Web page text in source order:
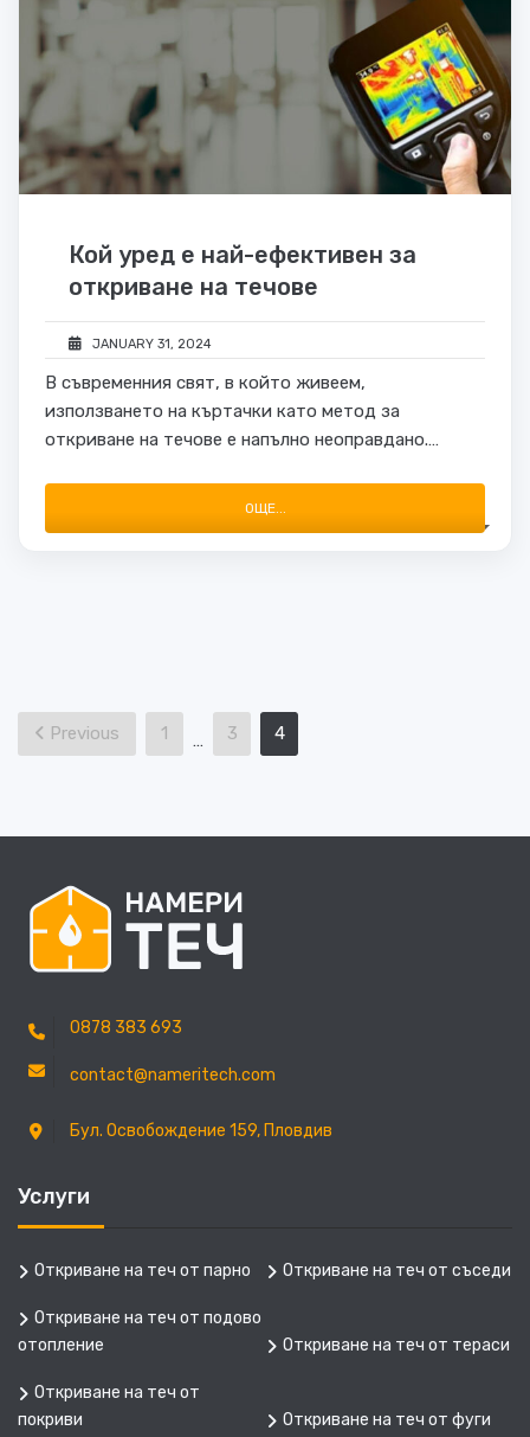
Кой уред е най-ефективен за
откриване на течове
JANUARY 31, 2024
В съвременния свят, в който живеем,
използването на къртачки като метод за
откриване на течове е напълно неоправдано.
значителни. Затова на помощ идват така
ОЩЕ...
Posts
pagination
Previous 1 … 3 4
0878 383 693
contact@nameritech.com
Бул. Освобождение 159, Пловдив
Услуги
Откриване на теч от парно Откриване на теч от съседи
Откриване на теч от подово
отопление
Откриване на теч от тераси
Откриване на теч от
покриви
Откриване на теч от фуги